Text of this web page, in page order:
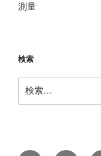
測量
検索
索: